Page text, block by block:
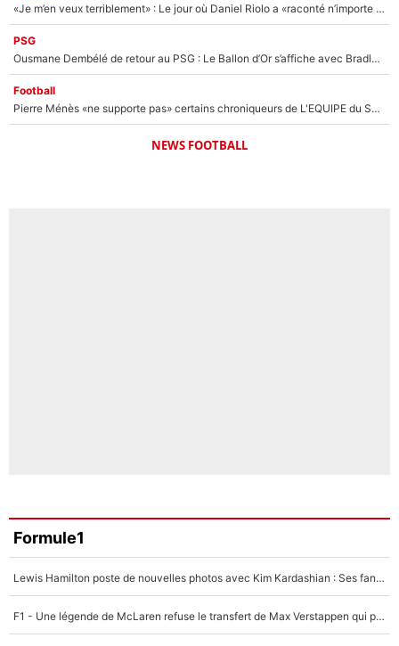
«Je m’en veux terriblement» : Le jour où Daniel Riolo a «raconté n’importe quoi» dans l'After Foot !
PSG
Ousmane Dembélé de retour au PSG : Le Ballon d’Or s’affiche avec Bradley Barcola en plein cœur du feuilleton sur son départ !
Football
Pierre Ménès «ne supporte pas» certains chroniqueurs de L'EQUIPE du Soir : Ils vont tous partir !
NEWS FOOTBALL
Formule1
Lewis Hamilton poste de nouvelles photos avec Kim Kardashian : Ses fans le voient déjà redevenir champion du monde de F1 grâce à elle !
F1 - Une légende de McLaren refuse le transfert de Max Verstappen qui pourrait «faire des vagues» et plomber l'ambiance dans l'équipe